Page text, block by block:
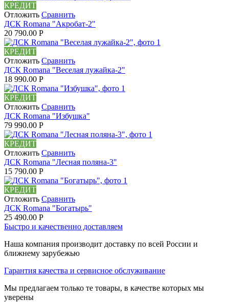
КРЕДИТ
Отложить Сравнить
ДСК Romana "Акробат-2"
20 790.00 Р
КРЕДИТ
Отложить Сравнить
ДСК Romana "Веселая лужайка-2"
18 990.00 Р
КРЕДИТ
Отложить Сравнить
ДСК Romana "Избушка"
79 990.00 Р
КРЕДИТ
Отложить Сравнить
ДСК Romana "Лесная поляна-3"
15 790.00 Р
КРЕДИТ
Отложить Сравнить
ДСК Romana "Богатырь"
25 490.00 Р
Быстро и качественно доставляем
Наша компания производит доставку по всей России и
ближнему зарубежью
Гарантия качества и сервисное обслуживание
Мы предлагаем только те товары, в качестве которых мы
уверены